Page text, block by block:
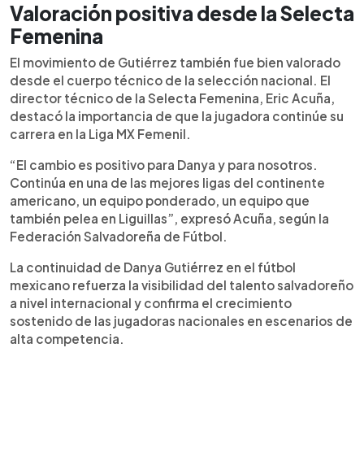
Valoración positiva desde la Selecta
Femenina
El movimiento de Gutiérrez también fue bien valorado
desde el cuerpo técnico de la selección nacional. El
director técnico de la Selecta Femenina, Eric Acuña,
destacó la importancia de que la jugadora continúe su
carrera en la Liga MX Femenil.
“El cambio es positivo para Danya y para nosotros.
Continúa en una de las mejores ligas del continente
americano, un equipo ponderado, un equipo que
también pelea en Liguillas”, expresó Acuña, según la
Federación Salvadoreña de Fútbol.
La continuidad de Danya Gutiérrez en el fútbol
mexicano refuerza la visibilidad del talento salvadoreño
a nivel internacional y confirma el crecimiento
sostenido de las jugadoras nacionales en escenarios de
alta competencia.